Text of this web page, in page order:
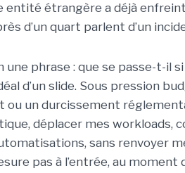
entité étrangère a déjà
d’un quart parlent d’un
phrase : que se passe-t-il
d’un slide. Sous pression
un durcissement
déplacer mes workloads,
sans renvoyer
pas à l’entrée, au moment